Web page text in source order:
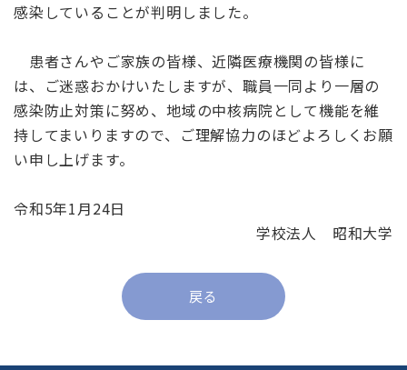
感染していることが判明しました。
患者さんやご家族の皆様、近隣医療機関の皆様に
は、ご迷惑おかけいたしますが、職員一同より一層の
感染防止対策に努め、地域の中核病院として機能を維
持してまいりますので、ご理解協力のほどよろしくお願
い申し上げます。
令和5年1月24日
学校法人 昭和大学
戻る